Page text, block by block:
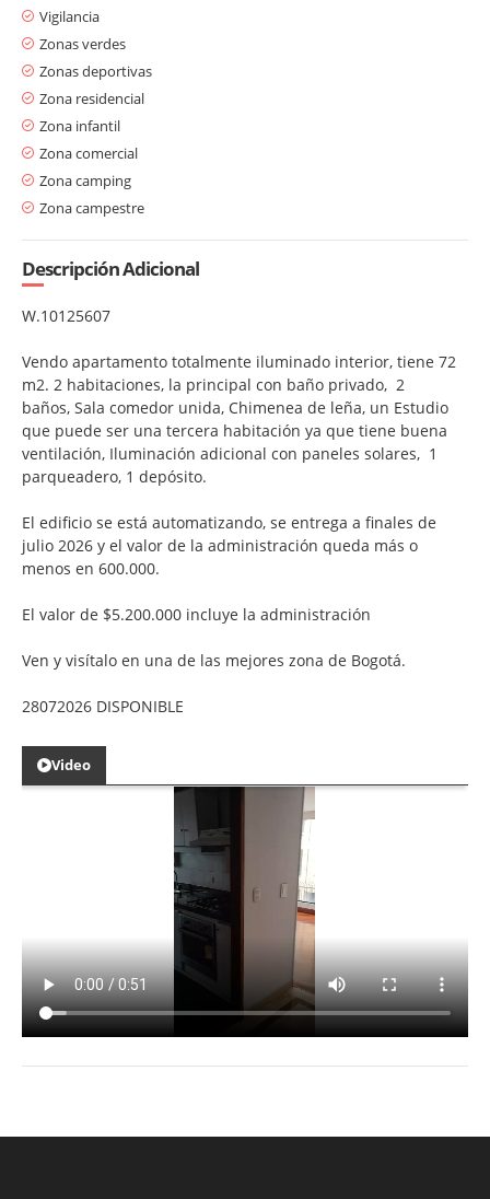
Vigilancia
Zonas verdes
Zonas deportivas
Zona residencial
Zona infantil
Zona comercial
Zona camping
Zona campestre
Descripción Adicional
W.10125607
Vendo apartamento totalmente iluminado interior, tiene 72
m2. 2 habitaciones, la principal con baño privado, 2
baños, Sala comedor unida, Chimenea de leña, un Estudio
que puede ser una tercera habitación ya que tiene buena
ventilación, Iluminación adicional con paneles solares, 1
parqueadero, 1 depósito.
El edificio se está automatizando, se entrega a finales de
julio 2026 y el valor de la administración queda más o
menos en 600.000.
El valor de $5.200.000 incluye la administración
Ven y visítalo en una de las mejores zona de Bogotá.
28072026 DISPONIBLE
Video